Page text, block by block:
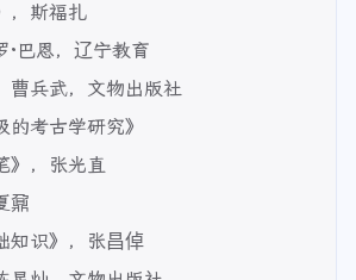
，斯福扎
·巴恩，辽宁教育
曹兵武，文物出版社
的考古学研究》
》，张光直
鼐
知识》，张昌倬